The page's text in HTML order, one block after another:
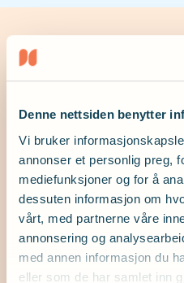
Denne nettsiden benytter
Vi bruker
annonser et personlig preg,
mediefunksjoner og for å
dessuten informasjon om
vårt, med partnerne våre
annonsering og
med annen informasjon du
eller som de har samlet inn
Tillitsvalgte
Line Øynes
Leder
line.valstad1@gmail.com
Mob:932 99 020